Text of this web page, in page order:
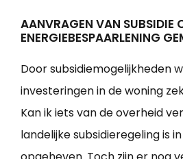
AANVRAGEN VAN SUBSIDIE
ENERGIEBESPAARLENING
Door subsidiemogelijkheden
investeringen in de woning
Kan ik iets van de overheid
landelijke subsidieregeling is